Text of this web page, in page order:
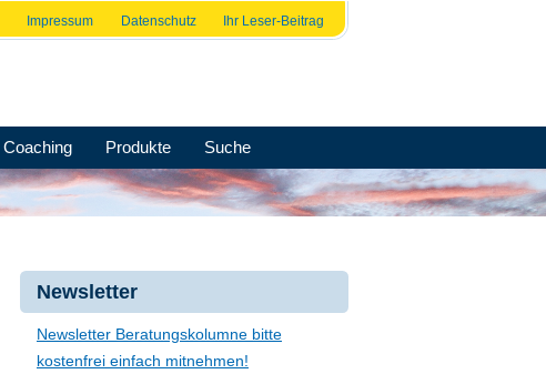
Impressum Datenschutz Ihr Leser-Beitrag
Coaching Produkte Suche
Newsletter
Newsletter Beratungskolumne bitte
kostenfrei einfach mitnehmen!